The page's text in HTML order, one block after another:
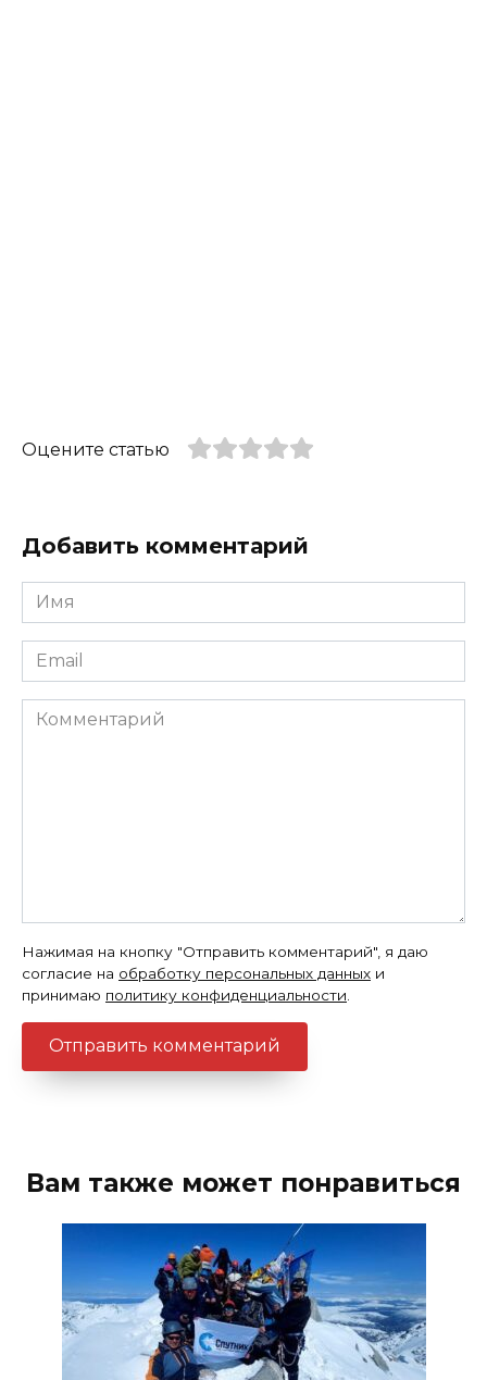
Оцените статью
Добавить комментарий
Имя
*
Email
*
Комментарий
Нажимая на кнопку "Отправить комментарий", я даю
согласие на обработку персональных данных и
принимаю политику конфиденциальности
Вам также может понравиться